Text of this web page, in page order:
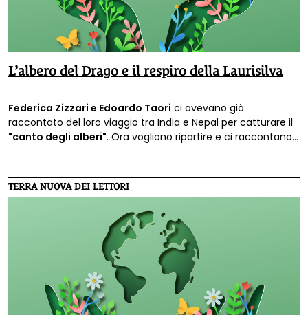
L’albero del Drago e il respiro della Laurisilva
Federica Zizzari e Edoardo Taori ci avevano già
raccontato del loro viaggio tra India e Nepal per catturare il
"canto degli alberi". Ora vogliono ripartire e ci raccontano il
TERRA NUOVA DEI LETTORI